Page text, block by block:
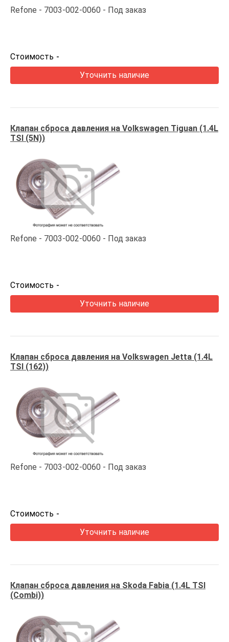
Refone 7003-002-0060 Под заказ
Стоимость -
Уточнить наличие
Клапан сброса давления на Volkswagen Tiguan (1.4L
TSI (5N))
Refone 7003-002-0060 Под заказ
Стоимость -
Уточнить наличие
Клапан сброса давления на Volkswagen Jetta (1.4L
TSI (162))
Refone 7003-002-0060 Под заказ
Стоимость -
Уточнить наличие
Клапан сброса давления на Skoda Fabia (1.4L TSI
(Combi))